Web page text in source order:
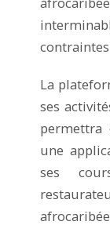
La
ses
permettra
une
ses